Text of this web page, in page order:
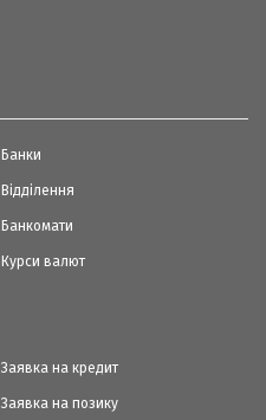
Банки
Відділення
Банкомати
Курси валют
Заявка на кредит
Заявка на позику